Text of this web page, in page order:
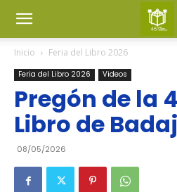
Inicio Feria del Libro 2026
Feria del Libro 2026 Videos
Pregón de la
Libro de
08/05/2026